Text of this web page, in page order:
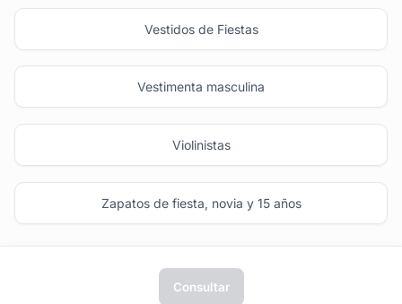
Vestidos de Fiestas
Vestimenta masculina
Violinistas
Zapatos de fiesta, novia y 15 años
Consultar